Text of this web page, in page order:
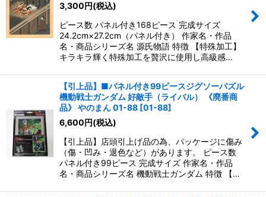
3,300円(税込)
ピース数 パネル付き168ピース 完成サイズ
24.2cm×27.2cm（パネル付き） 作家名・作品
名・商品シリーズ名 源氏物語 特徴 【特殊加工】
キラキラ輝く特殊加工を贅沢に使用し高級感…
【引上品】■パネル付き99ピースジグソーパズル
機動戦士ガンダム 好敵手（ライバル） 《廃番商
品》 やのまん 01-88 [01-88]
6,600円(税込)
【引上品】店頭引上げ品の為、パッケージに傷み
（傷・凹み・退色など）があります。 ピース数
パネル付き99ピース 完成サイズ 作家名・作品
名・商品シリーズ名 機動戦士ガンダム 特徴 【…